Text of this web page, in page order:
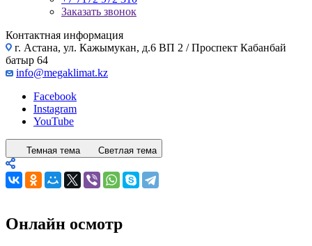
Заказать звонок
Контактная информация
г. Астана, ул. Кажымукан, д.6 ВП 2 / Проспект Кабанбай
батыр 64
info@megaklimat.kz
Facebook
Instagram
YouTube
Темная тема Светлая тема
Онлайн осмотр